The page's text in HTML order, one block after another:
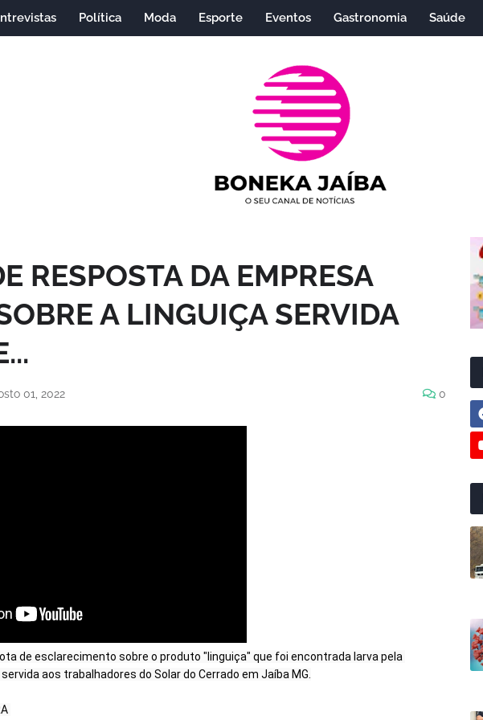
Política Moda Esporte Eventos Gastronomia Saúde
RESPOSTA DA EMPRESA
A LINGUIÇA SERVIDA
01, 2022 0
de esclarecimento sobre o produto "linguiça" que foi encontrada larva pela
aos trabalhadores do Solar do Cerrado em Jaíba MG.